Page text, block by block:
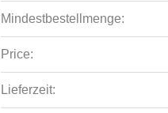
Mindestbestellmenge:
Price:
Lieferzeit: